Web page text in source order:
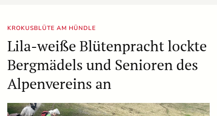
KROKUSBLÜTE AM HÜNDLE
Lila-weiße Blütenpracht lockte
Bergmädels und Senioren des
Alpenvereins an